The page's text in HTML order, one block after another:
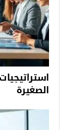
الصغيرة